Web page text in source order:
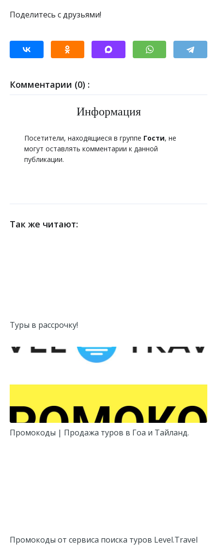
Поделитесь с друзьями!
Комментарии (0) :
Информация
Посетители, находящиеся в группе Гости, не
могут оставлять комментарии к данной
публикации.
Так же читают:
Туры в рассрочку!
Промокоды | Продажа туров в Гоа и Тайланд.
Промокоды от сервиса поиска туров Level.Travel